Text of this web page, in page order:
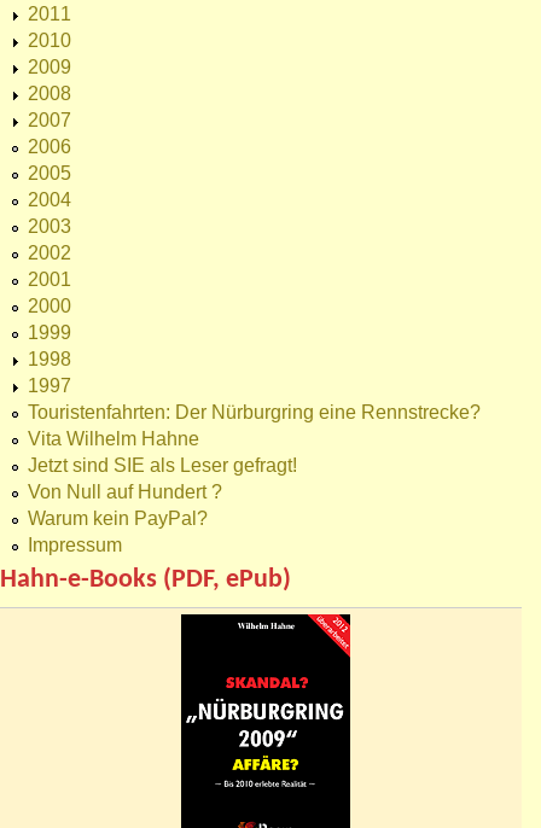
2011
2010
2009
2008
2007
2006
2005
2004
2003
2002
2001
2000
1999
1998
1997
Touristenfahrten: Der Nürburgring eine Rennstrecke?
Vita Wilhelm Hahne
Jetzt sind SIE als Leser gefragt!
Von Null auf Hundert ?
Warum kein PayPal?
Impressum
Hahn-e-Books (PDF, ePub)